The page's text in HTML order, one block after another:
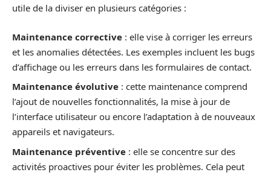
utile de la diviser en plusieurs catégories :
Maintenance corrective : elle vise à corriger les erreurs
et les anomalies détectées. Les exemples incluent les bugs
d’affichage ou les erreurs dans les formulaires de contact.
Maintenance évolutive : cette maintenance comprend
l’ajout de nouvelles fonctionnalités, la mise à jour de
l’interface utilisateur ou encore l’adaptation à de nouveaux
appareils et navigateurs.
Maintenance préventive : elle se concentre sur des
activités proactives pour éviter les problèmes. Cela peut